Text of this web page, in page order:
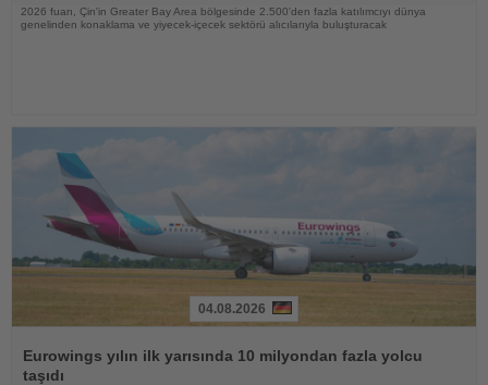
2026 fuarı, Çin'in Greater Bay Area bölgesinde 2.500'den fazla katılımcıyı dünya
genelinden konaklama ve yiyecek-içecek sektörü alıcılarıyla buluşturacak
Oku
04.08.2026
Eurowings yılın ilk yarısında 10 milyondan fazla yolcu
taşıdı